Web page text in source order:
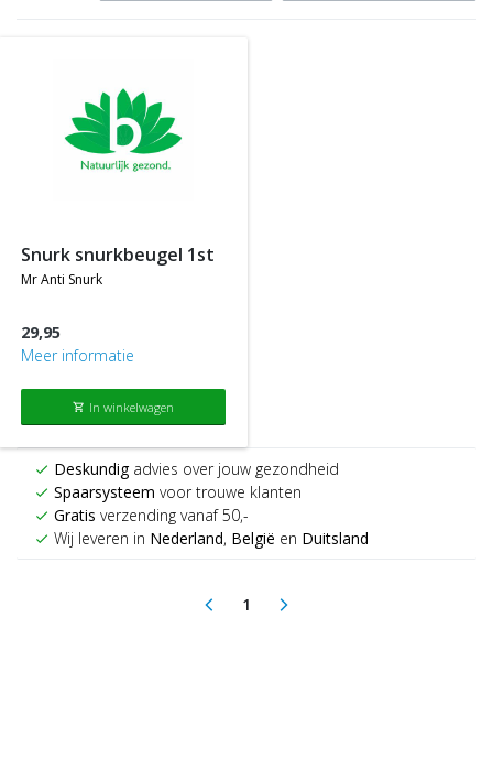
snurk snurkbeugel 1st
mr anti snurk
29,95
Meer informatie
shopping_cart In winkelwagen
check Deskundigadvies over jouw gezondheid
check Spaarsysteem voor trouwe klanten
check Gratis verzending vanaf 50,-
check Wij leveren in Nederland, België en Duitsland
arrow_back_ios 1(current)
arrow_forward_ios